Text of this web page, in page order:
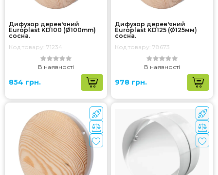
Дифузор дерев'яний
Europlast KD100 (Ø100mm)
сосна.
Код товару: 71234
В наявності
854 грн.
Дифузор дерев'яний
Europlast KD125 (Ø125мм)
сосна.
Код товару: 78673
В наявності
978 грн.